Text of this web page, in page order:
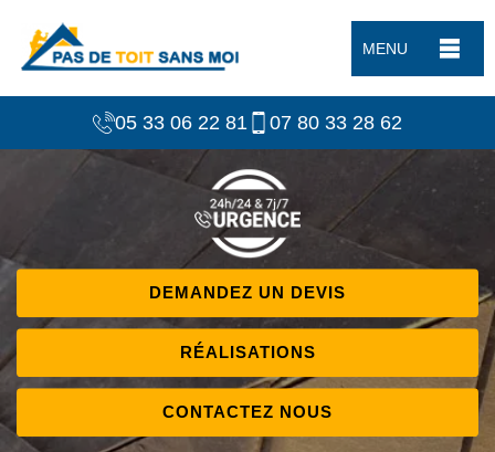
MENU
05 33 06 22 81 07 80 33 28 62
DEMANDEZ UN DEVIS
RÉALISATIONS
CONTACTEZ NOUS